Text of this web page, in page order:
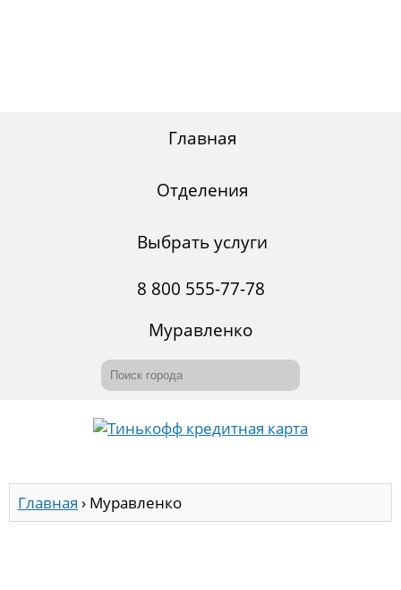
Главная
Отделения
Выбрать услуги
8 800 555-77-78
Муравленко
Главная › Муравленко